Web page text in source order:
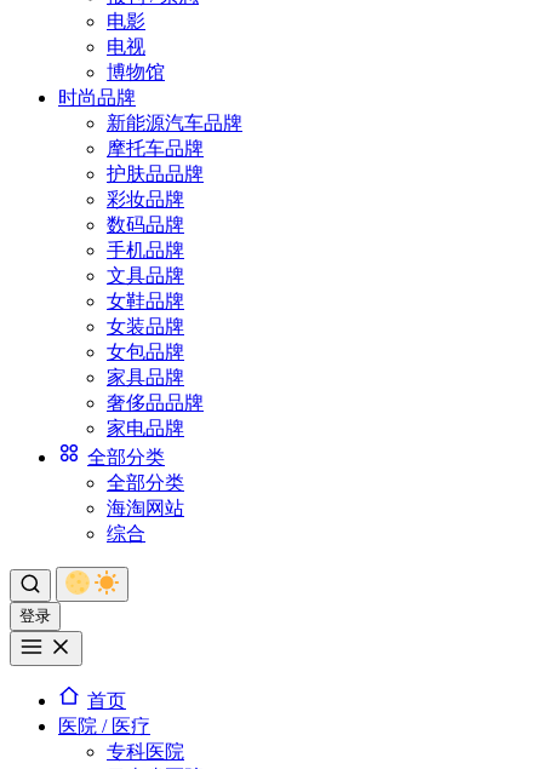
电影
电视
博物馆
时尚品牌
新能源汽车品牌
摩托车品牌
护肤品品牌
彩妆品牌
数码品牌
手机品牌
文具品牌
女鞋品牌
女装品牌
女包品牌
家具品牌
奢侈品品牌
家电品牌
全部分类
全部分类
海淘网站
综合
登录
首页
医院 / 医疗
专科医院